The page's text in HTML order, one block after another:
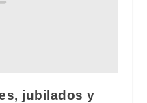
jubilados y